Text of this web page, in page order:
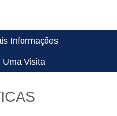
Informações
Uma Visita